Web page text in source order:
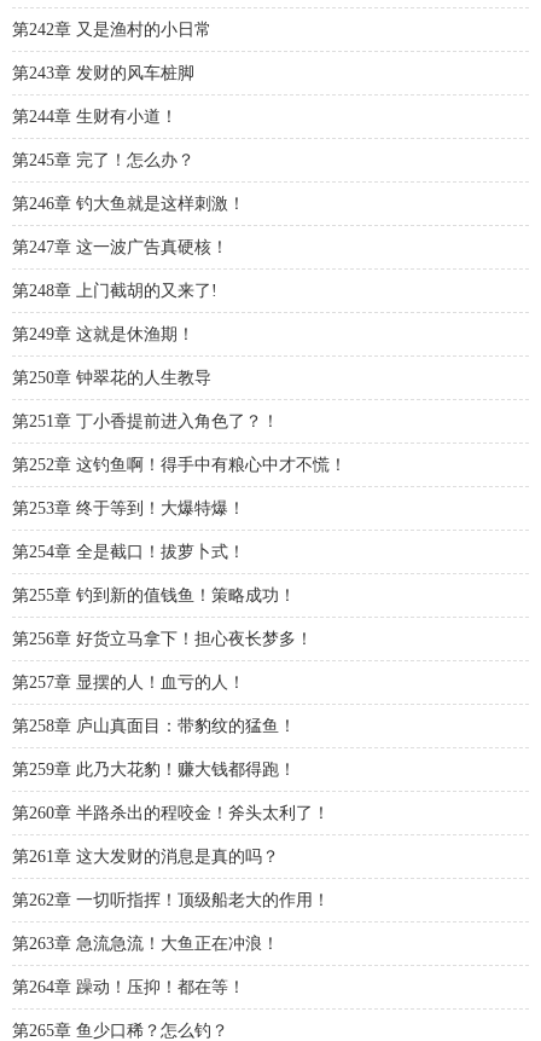
第242章 又是渔村的小日常
第243章 发财的风车桩脚
第244章 生财有小道！
第245章 完了！怎么办？
第246章 钓大鱼就是这样刺激！
第247章 这一波广告真硬核！
第248章 上门截胡的又来了!
第249章 这就是休渔期！
第250章 钟翠花的人生教导
第251章 丁小香提前进入角色了？！
第252章 这钓鱼啊！得手中有粮心中才不慌！
第253章 终于等到！大爆特爆！
第254章 全是截口！拔萝卜式！
第255章 钓到新的值钱鱼！策略成功！
第256章 好货立马拿下！担心夜长梦多！
第257章 显摆的人！血亏的人！
第258章 庐山真面目：带豹纹的猛鱼！
第259章 此乃大花豹！赚大钱都得跑！
第260章 半路杀出的程咬金！斧头太利了！
第261章 这大发财的消息是真的吗？
第262章 一切听指挥！顶级船老大的作用！
第263章 急流急流！大鱼正在冲浪！
第264章 躁动！压抑！都在等！
第265章 鱼少口稀？怎么钓？